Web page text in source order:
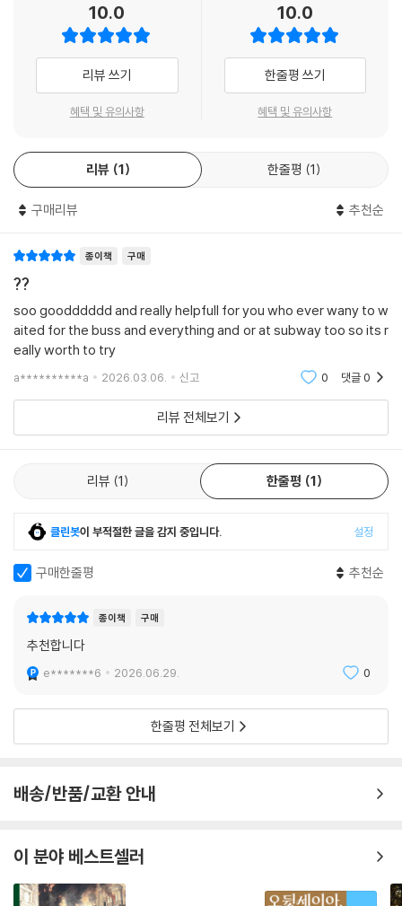
그대들의 기쁨과 슬픔 또한 오르내릴 수밖에 없습니다.
혈을 기울였는지를 알 수 있다. 작품에 대한 칼릴 지브란의 열정과 애착만
큼이나 깊은 감동과 큰 울림을 줄 《예언자》와 함께 영혼을 깨우는 가르침
의 세계로 들어가 보자.
삶에 지친 젊은 영혼들이여 내게로 오라!
10.0
리뷰 쓰기
혜택 및 유의사항
10.0
한줄평 쓰기
혜택 및 유의사항
리뷰 1 한줄평 1
구매리뷰 추천순
종이책 구매
??
soo goodddddd and really helpfull for you who ever wany to w
aited for the buss and everything and or at subway too so its r
eally worth to try
a**********a 2026.03.06. 신고 0 댓글0
리뷰 전체보기
리뷰 1 한줄평 1
클린봇이 부적절한 글을 감지 중입니다. 설정
구매한줄평 추천순
종이책 구매
추천합니다
e*******6 2026.06.29. 0
한줄평 전체보기
배송/반품/교환 안내
이 분야 베스트셀러